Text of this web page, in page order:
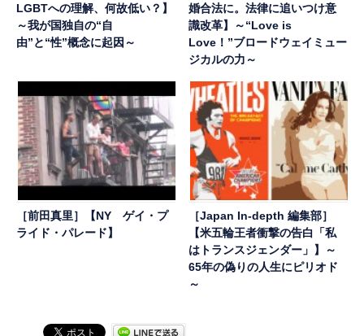
LGBTへの理解、何故低い？】
～我が国独自の“自
由”と“性”概念に起因～
婚合法に。法律に追いつけ意
識改革】～“Love is
Love！”ブロードウェイミュー
ジカルの力～
［前田真里］【NY ゲイ・プ
ライド・パレード】
［Japan In-depth 編集部］
【米五輪王者衝撃の告白「私
はトランスジェンダー」】～
65年の偽りの人生にピリオド
～